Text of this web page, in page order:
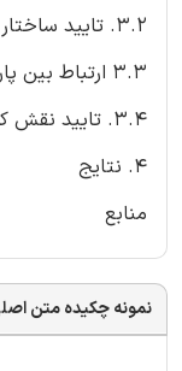
3.2. تایید ساختار سورفکتین خطی
3.3 ارتباط بین پارامترهای کربن فعال و هیدرولیز سورفکتین
3.4. تایید نقش کلیدی pHPZC بر میزان هیدرولیز سورفکتین
4. نتایج
منابع
نمونه چکیده متن